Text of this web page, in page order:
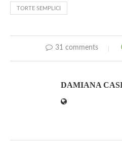
TORTE SEMPLICI
31 comments
DAMIANA